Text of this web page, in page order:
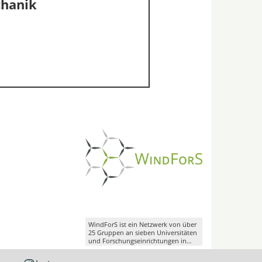
WindForS ist ein Netzwerk von über
25 Gruppen an sieben Universitäten
und Forschungseinrichtungen in
Süddeutschland.